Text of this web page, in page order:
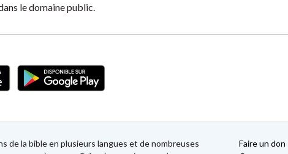
le domaine public.
la bible en plusieurs langues et de nombreuses
Faire un don